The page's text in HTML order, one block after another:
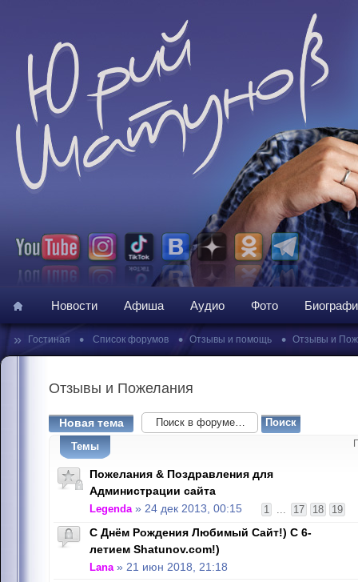
Новости Афиша Аудио Фото
» Гостиная • Список форумов • Отзывы и помощь • Отзывы и
Отзывы и Пожелания
Новая тема
Темы
Пожелания & Поздравления для
Администрации сайта
1 ... 17 18 19
Legenda» 24 дек 2013, 00:15
С Днём Рождения Любимый Сайт!) С 6-
летием Shatunov.com!)
Lana» 21 июн 2018, 21:18